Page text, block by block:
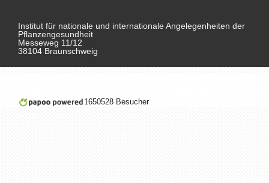
Institut für nationale und internationale Angelegenheiten der
Pflanzengesundheit
Messeweg 11/12
38104 Braunschweig
1650528 Besucher